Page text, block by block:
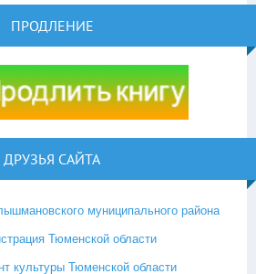
ПРОДЛЕНИЕ
ДРУЗЬЯ САЙТА
муниципального района
Тюменской области
культуры Тюменской области